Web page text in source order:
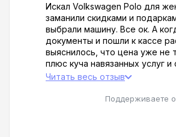
Искал Volkswagen Polo для
заманили скидками и
выбрали машину. Все ок. А
документы и пошли к кассе
выяснилось, что цена уже не
плюс куча навязанных услуг и
Развели на деньги по-полной!
бешеные деньги и
Читать весь отзыв
Поддерживаете